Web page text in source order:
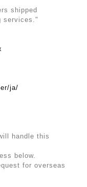
shipped
services."
ja/
handle this
below.
for overseas